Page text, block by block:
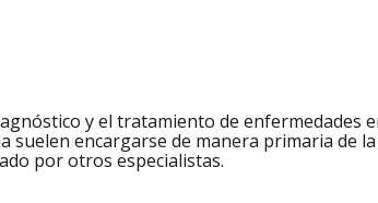
y el tratamiento de enfermedades
suelen encargarse de manera primaria de
por otros especialistas.